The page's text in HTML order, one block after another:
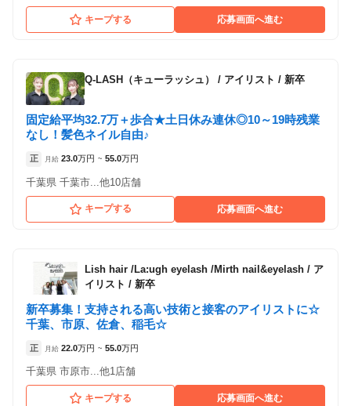
キープする 応募画面へ進む
Q-LASH（キューラッシュ） / アイリスト / 新卒
固定給平均32.7万＋歩合★土日休み連休◎10～19時残業
なし！髪色ネイル自由♪
正 月給 23.0万円 ~ 55.0万円
千葉県 千葉市...他10店舗
キープする 応募画面へ進む
Lish hair /La:ugh eyelash /Mirth nail&eyelash / ア
イリスト / 新卒
新卒募集！支持される高い技術と接客のアイリストに☆
千葉、市原、佐倉、稲毛☆
正 月給 22.0万円 ~ 55.0万円
千葉県 市原市...他1店舗
キープする 応募画面へ進む